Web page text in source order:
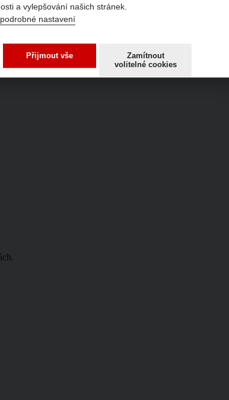
pošlete nám prosím Váš životopis viz výše.
a vylepšování našich stránek.
nastavení
Přijmout vše
Zamítnout
volitelné cookies